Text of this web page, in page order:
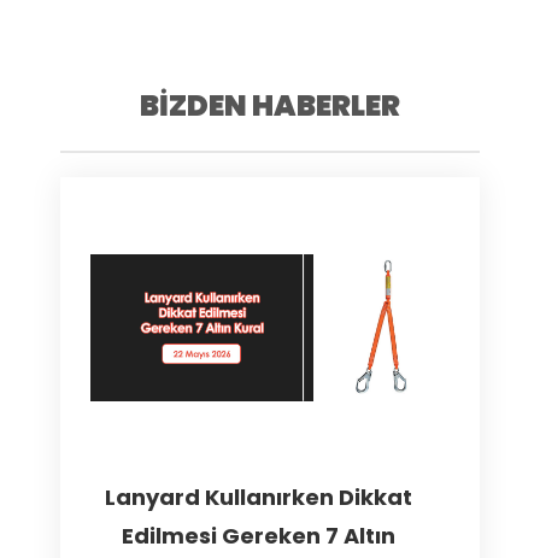
BİZDEN HABERLER
Lanyard Kullanırken Dikkat
Edilmesi Gereken 7 Altın